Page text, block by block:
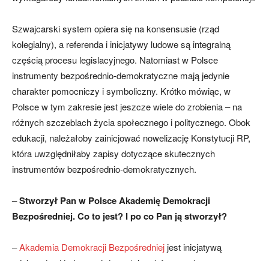
Szwajcarski system opiera się na konsensusie (rząd
kolegialny), a referenda i inicjatywy ludowe są integralną
częścią procesu legislacyjnego. Natomiast w Polsce
instrumenty bezpośrednio-demokratyczne mają jedynie
charakter pomocniczy i symboliczny. Krótko mówiąc, w
Polsce w tym zakresie jest jeszcze wiele do zrobienia – na
różnych szczeblach życia społecznego i politycznego. Obok
edukacji, należałoby zainicjować nowelizację Konstytucji RP,
która uwzględniłaby zapisy dotyczące skutecznych
instrumentów bezpośrednio-demokratycznych.
– Stworzył Pan w Polsce Akademię Demokracji
Bezpośredniej. Co to jest? I po co Pan ją stworzył?
–Akademia Demokracji Bezpośredniejjest inicjatywą